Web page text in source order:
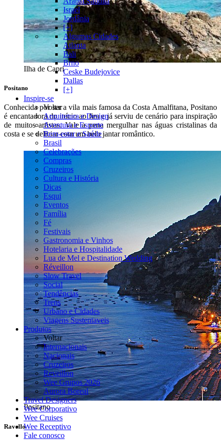
Israel
Jordânia
[+]
Algumas Cidades
Atlanta
Bali
Brno
Ceske Budejovice
Dallas
[+]
Inspire-se
Voltar
Arquitetura e Design
Aventura e Esporte
Bem-estar e Saúde
Brasil
Celebrações
Compras
Cruzeiros
Cultura e História
Dicas
Esqui
Eventos
Família
Fé
Festivais
Gastronomia e Vinhos
Hotelaria e Hospitalidade
Lua de Mel e Destination Wedding
Réveillon
Slow Travel
Social
Tendências
Trens
Urbano e Cidades
Viagens Sustentaveis
Produtos
Voltar
Internacionais
Nacionais
Cruzeiros
Reveillon
Wee Grupos 2026
Aurora Boreal
Travel Designers
Wee Corporativo
Wee Cruises
Wee Receptivo
Fale conosco
Ilha de Capri
Positano
Conhecida por ser a vila mais famosa da Costa Amalfitana, Positano
é encantadora do início ao fim e já serviu de cenário para inspiração
de muitos artistas. Vale a pena mergulhar nas águas cristalinas da
costa e se deliciar com um belo jantar romântico.
Positano
Ravello